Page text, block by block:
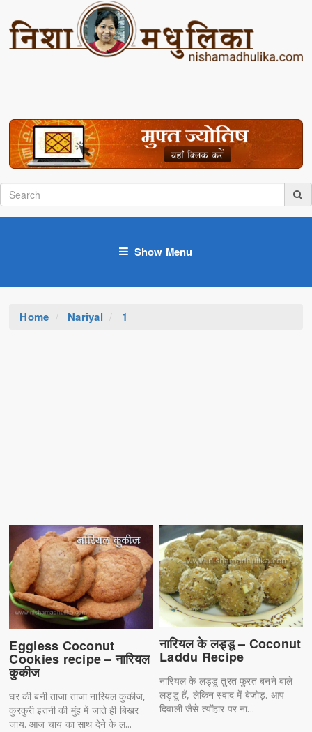
Show Menu
Home Nariyal 1
Eggless Coconut
Cookies recipe – नारियल
कुकीज
घर की बनी ताजा ताजा नारियल कुकीज,
कुरकुरी इतनी की मुंह में जाते ही बिखर
जाय. आज चाय का साथ देने के ल...
नारियल के लड्डू – Coconut
Laddu Recipe
नारियल के लड्डू तुरत फुरत बनने बाले
लड्डू हैं, लेकिन स्वाद में बेजोड़. आप
दिवाली जैसे त्योंहार पर ना...